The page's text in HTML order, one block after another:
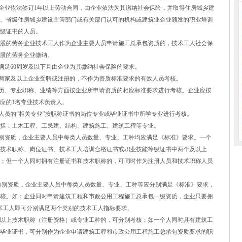
依法签订1年以上劳动合同，由企业依法为其缴纳社会保险，并取得住房城乡建
省级住房城乡建设主管部门或有关部门认可的机构或建筑业企业颁发的职业培训
证书的人员。
劳务企业技术工人作为企业主要人员申请施工总承包资质的，技术工人社会保
的劳务企业缴纳。
60周岁及以下且由企业为其缴纳社会保险的要求。
及以上企业受聘或注册的，不作为资质标准要求的有效人员考核。
专业职称、业绩等方面按企业所申请资质的相应标准要求进行考核。企业应按
的1名专业技术负责人。
的“相关专业”按职称证书的岗位专业或毕业证书中所学专业进行考核。
土木工程、工民建、结构、建筑施工、建筑工程等专业。
质，企业主要人员中每类人员数量、专业、工种均应满足《标准》要求。一个
术职称、岗位证书、技术工人培训合格证书或职业技能等级证书中两个及以上
但一个人同时拥有注册证书和技术职称的，可同时作为注册人员和技术职称人员
质，企业主要人员中每类人员数量、专业、工种等应分别满足《标准》要求，
。如：企业同时申请建筑工程和市政公用工程施工总承包一级资质，企业只要拥
工人即可分别满足两个类别的技术工人指标要求。
技术职称（注册资格）或专业工种的，可分别考核；如一个人同时具有建筑工
业证书，可分别作为企业申请建筑工程和市政公用工程施工总承包资质要求的职